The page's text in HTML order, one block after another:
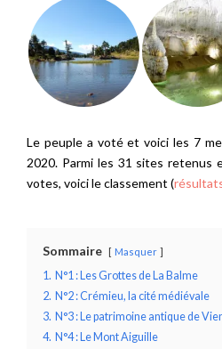
Le peuple a voté et voici les 7
2020. Parmi les 31 sites
votes, voici le classement (
Sommaire Masquer
1. N°1 : Les Grottes de La Balme
2. N°2 : Crémieu, la cité médiévale
3. N°3 : Le patrimoine antique de
4. N°4 : Le Mont Aiguille